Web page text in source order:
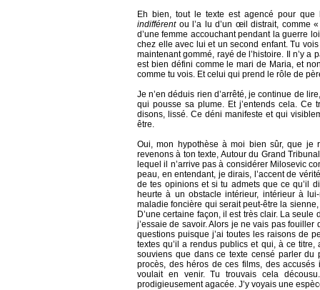
Eh bien, tout le texte est agencé pour
indifférent ou l’a lu d’un œil distrait, comme
d’une femme accouchant pendant la guerre
chez elle avec lui et un second enfant. Tu
maintenant gommé, rayé de l’histoire. Il n’y
est bien défini comme le mari de Maria, et
comme tu vois. Et celui qui prend le rôle de
Je n’en déduis rien d’arrêté, je continue de
qui pousse sa plume. Et j’entends cela.
disons, lissé. Ce déni manifeste et qui
être.
Oui, mon hypothèse à moi bien sûr, que je
revenons à ton texte, Autour du Grand
lequel il n’arrive pas à considérer Milosevic
peau, en entendant, je dirais, l’accent de
de tes opinions et si tu admets que ce qu’il
heurte à un obstacle intérieur, intérieur à
maladie foncière qui serait peut-être la
D’une certaine façon, il est très clair. La
j’essaie de savoir. Alors je ne vais pas
questions puisque j’ai toutes les raisons de
textes qu’il a rendus publics et qui, à ce
souviens que dans ce texte censé parler
procès, des héros de ces films, des
voulait en venir. Tu trouvais cela
prodigieusement agacée. J’y voyais une